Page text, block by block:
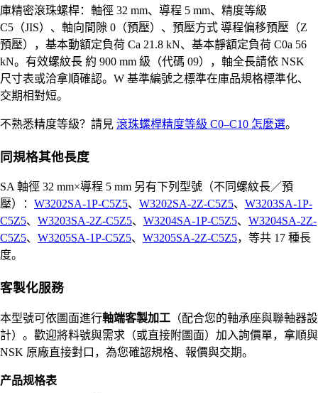
庫精密滾珠螺桿：軸徑 32 mm、導程 5 mm、精度等級
C5（JIS）、軸向間隙 0（預壓）、預壓方式 導程偏移預壓（Z
預壓），基本動額定負荷 Ca 21.8 kN、基本靜額定負荷 C0a 56
kN。有效螺紋長 約 900 mm 級（代碼 09），軸全長請依 NSK
尺寸表或洽拿順確認。W 基準編號之標準在庫品規格標準化、
交期相對短。
不熟悉精度等級？請見 滾珠螺桿精度等級 C0–C10 怎麼選。
同規格其他長度
SA 軸徑 32 mm×導程 5 mm 另有下列型號（不同螺紋長／預
壓）： W3202SA-1P-C5Z5、 W3202SA-2Z-C5Z5、 W3203SA-1P-
C5Z5、 W3203SA-2Z-C5Z5、 W3204SA-1P-C5Z5、 W3204SA-2Z-
C5Z5、 W3205SA-1P-C5Z5、 W3205SA-2Z-C5Z5，等共 17 種長
度。
客製化服務
本型號可依圖面進行軸端客製加工 （配合您的軸承座與聯軸器設
計）。歡迎將料號與需求（或直接附圖面）加入詢價單，拿順與
NSK 原廠直接對口，為您確認規格、報價與交期。
产品规格表